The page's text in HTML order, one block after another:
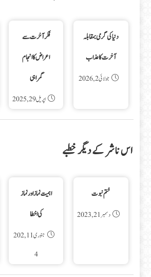
دنیا کی گرمی بمقابلہ
آخرت کا عذاب
جولائی 2, 2026
فکر آخرت سے
اعراض کا انجام
گمراہی
اپریل 29, 2025
اس ناشر کے دیگر خطبے
ختم نبوت
دسمبر 21, 2023
اہمیت نماز اور نماز
کی اخطا
جنوری 11, 202
4